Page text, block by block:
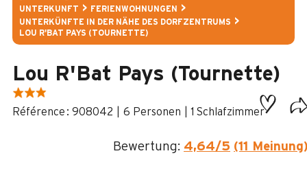
UNTERKUNFT
FERIENWOHNUNGEN
UNTERKÜNFTE IN DER NÄHE DES DORFZENTRUMS
LOU R'BAT PAYS (TOURNETTE)
Lou R'Bat Pays (Tournette)
: 908042 6 Personen 1 Schlafzimmer
Bewertung: 4,64/5 (11